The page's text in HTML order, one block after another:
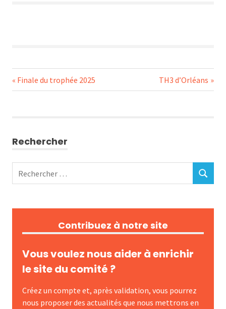
Navigation
Previous
Post:
Finale du trophée 2025
Next
Post:
TH3 d’Orléans
Rechercher
Contribuez à notre site
Vous voulez nous aider à enrichir
le site du comité ?
Créez un compte et, après validation, vous pourrez
nous proposer des actualités que nous mettrons en